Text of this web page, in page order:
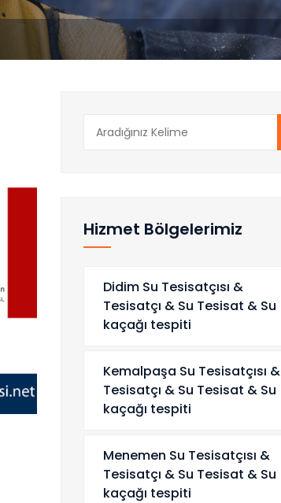
Hizmet Bölgelerimiz
Didim Su Tesisatçısı &
Tesisatçı & Su Tesisat & Su
kaçağı tespiti
Kemalpaşa Su Tesisatçısı &
Tesisatçı & Su Tesisat & Su
kaçağı tespiti
Menemen Su Tesisatçısı &
Tesisatçı & Su Tesisat & Su
kaçağı tespiti